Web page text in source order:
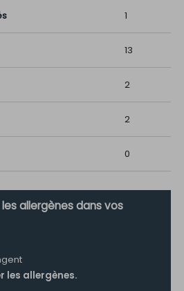
1
13
2
2
0
allergènes dans vos
les allergènes.